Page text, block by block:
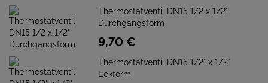
Thermostatventil DN15 1/2 x 1/2"
Durchgangsform
9,70 €
Thermostatventil DN15 1/2" x 1/2"
Eckform